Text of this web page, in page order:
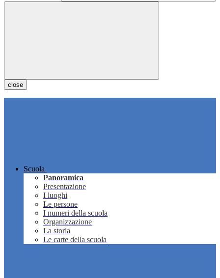
close
Scuola
Panoramica
Presentazione
I luoghi
Le persone
I numeri della scuola
Organizzazione
La storia
Le carte della scuola